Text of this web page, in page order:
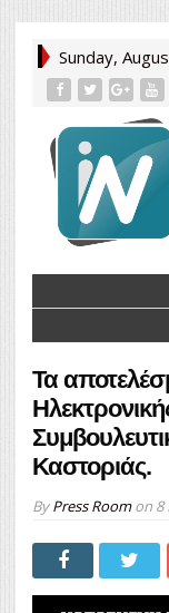
Sunday,
Τα
Καστοριάς.
ByPress Roomon 8